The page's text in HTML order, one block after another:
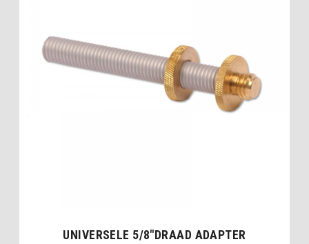
UNIVERSELE 5/8″DRAAD ADAPTER